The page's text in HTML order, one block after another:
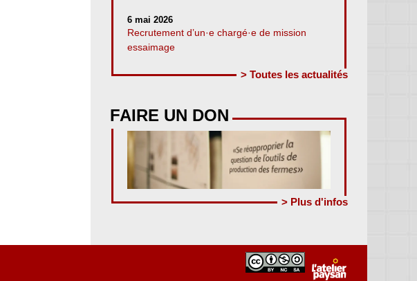
6 mai 2026
Recrutement d’un·e chargé·e de mission
essaimage
> Toutes les actualités
FAIRE UN DON
> Plus d'infos